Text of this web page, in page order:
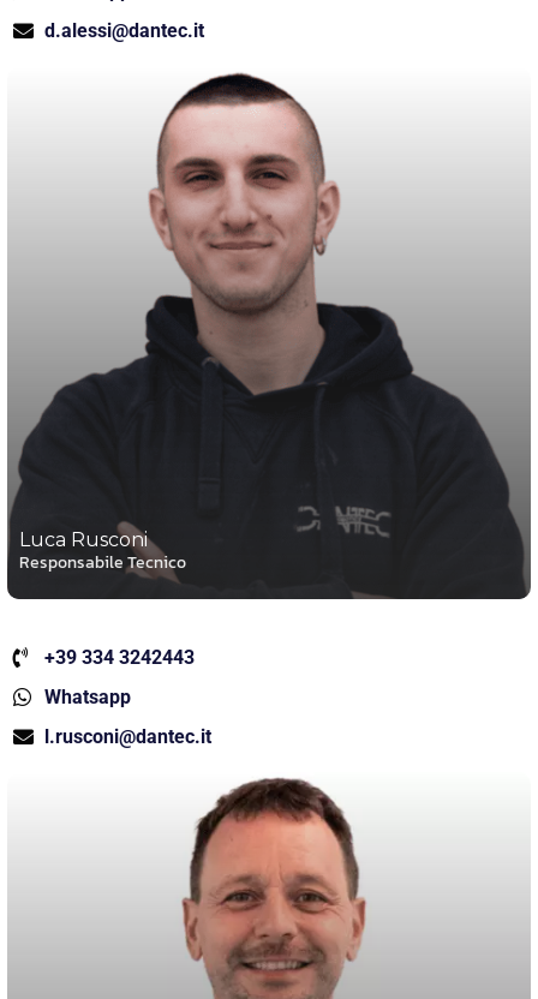
d.alessi@dantec.it
Luca Rusconi
Responsabile Tecnico
+39 334 3242443
Whatsapp
l.rusconi@dantec.it